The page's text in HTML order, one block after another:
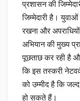
प्रशासन की
जिम्मेदारी है।
रखना और
अभियान की मुख्य
पूछताछ कर रही है
कि इस तस्करी
को उम्मीद है कि
हो सकते हैं।